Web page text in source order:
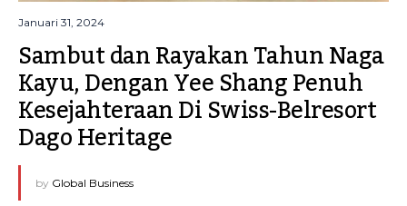
Januari 31, 2024
Sambut dan Rayakan Tahun Naga
Kayu, Dengan Yee Shang Penuh
Kesejahteraan Di Swiss-Belresort
Dago Heritage
by Global Business